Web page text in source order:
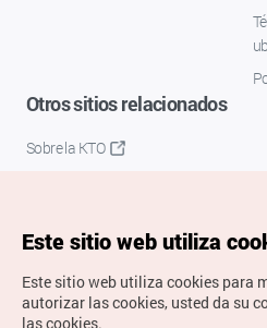
Otros sitios relacionados
Sobre la KTO
Este sitio web utiliza
Este sitio web utiliza cookies para
autorizar las cookies, usted da su
las cookies.